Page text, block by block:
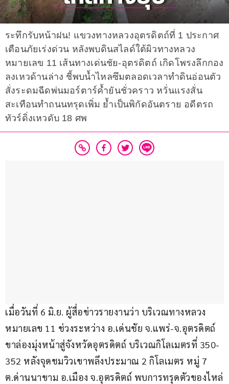
ระทึกรับหน้าฝน! แขวงทางหลวงอุตรดิตถ์ที่ 1 ประกาศ
เตือนภัยเร่งด่วน หลังพบดินสไลด์ใต้ผิวทางหลวง
หมายเลข 11 เส้นทางเด่นชัย-อุตรดิตถ์ เกิดโพรงลึกกอง
ลงเหวด้านล่าง ชี้พบน้ำไหลซึมตลอดเวลาทำดินอ่อนตัว
สั่งระดมฉีดพ่นมอร์ตาร์ค้ำยันชั่วคราว หวั่นแรงสั่น
สะเทือนทำถนนทรุดเพิ่ม ย้ำเป็นพิกัดอันตราย อดีตรถ
ทัวร์ดิ่งเหวดับ 18 ศพ
เมื่อวันที่ 6 มิ.ย. ผู้สื่อข่าวรายงานว่า บริเวณทางหลวง
หมายเลข 11 ช่วงระหว่าง อ.เด่นชัย จ.แพร่-จ.อุตรดิตถ์
ขาล่องมุ่งหน้าสู่จังหวัดอุตรดิตถ์ บริเวณกิโลเมตรที่ 350-
352 หลังจุดชมวิวเขาพลึงประมาณ 2 กิโลเมตร หมู่ 7
ต.ด่านนาขาม อ.เมือง จ.อุตรดิตถ์ พบการทรุดตัวของไหล่